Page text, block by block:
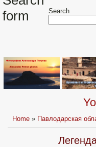
form
Search
Home » Павлодарская